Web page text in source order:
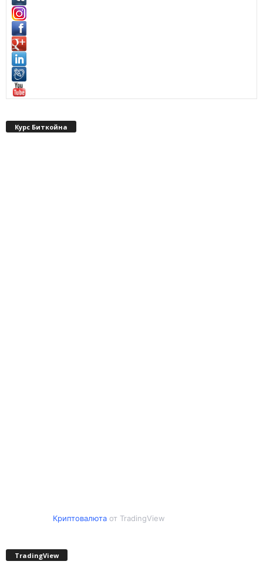
Курс Биткойна
Криптовалютаот TradingView
TradingView